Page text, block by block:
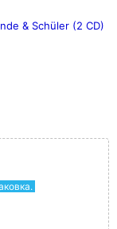
& Schüler (2 CD)